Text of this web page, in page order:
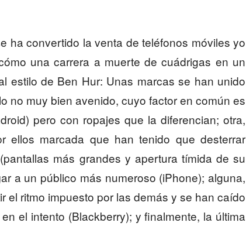
ha convertido la venta de teléfonos móviles yo
una carrera a muerte de cuádrigas en un
estilo de Ben Hur: Unas marcas se han unido
no muy bien avenido, cuyo factor en común es
pero con ropajes que la diferencian; otra,
ellos marcada que han tenido que desterrar
más grandes y apertura tímida de su
a un público más numeroso (iPhone); alguna,
el ritmo impuesto por las demás y se han caído
el intento (Blackberry); y finalmente, la última